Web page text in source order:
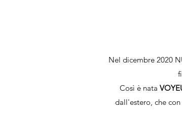
Nel dicembre 2020
Così è nata
dall'estero, che